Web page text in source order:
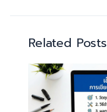
Related Posts